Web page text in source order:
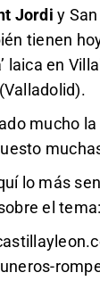
Jordi y
tienen
laica en
mucho
lo más
el tema: